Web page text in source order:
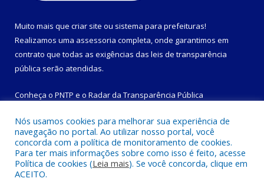
Muito mais que criar site ou sistema para prefeituras!
Realizamos uma assessoria completa, onde garantimos em
contrato que todas as exigências das leis de transparência
pública serão atendidas.
Conheça o PNTP e o Radar da Transparência Pública
Todos os direitos reservados a Prefeitura Municipal de
Magalhães Barata.
Nós usamos cookies para melhorar sua experiência de
navegação no portal. Ao utilizar nosso portal, você
concorda com a política de monitoramento de cookies.
Para ter mais informações sobre como isso é feito, acesse
Política de cookies (Leia mais). Se você concorda, clique em
ACEITO.